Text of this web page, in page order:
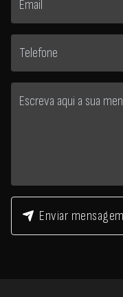
Enviar mensagem